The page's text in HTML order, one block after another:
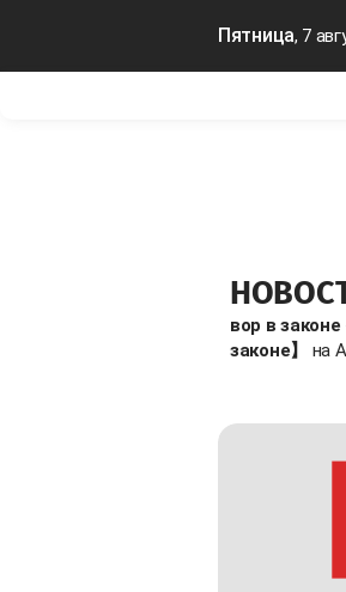
Пятница, 7
вор в законе
законе】
на